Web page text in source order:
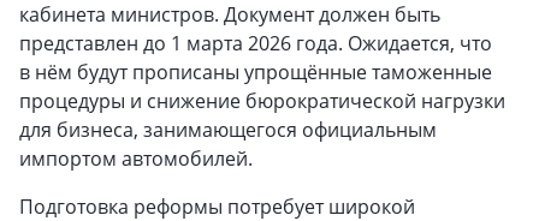
кабинета министров. Документ должен быть
представлен до 1 марта 2026 года. Ожидается, что
в нём будут прописаны упрощённые таможенные
процедуры и снижение бюрократической нагрузки
для бизнеса, занимающегося официальным
импортом автомобилей.
Подготовка реформы потребует широкой